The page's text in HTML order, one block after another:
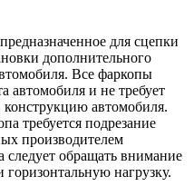
для сцепки
дополнительного
Все фаркопы
автомобиля и не требует
автомобиля.
требуется подрезание
производителем
обращать внимание
нагрузку.